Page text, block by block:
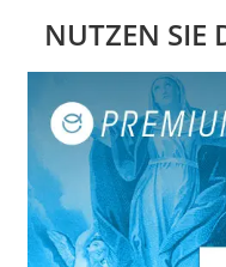
NUTZEN SIE